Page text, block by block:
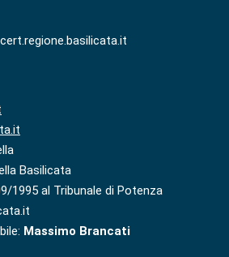
Basilicata
1995 al Tribunale di Potenza
Massimo Brancati